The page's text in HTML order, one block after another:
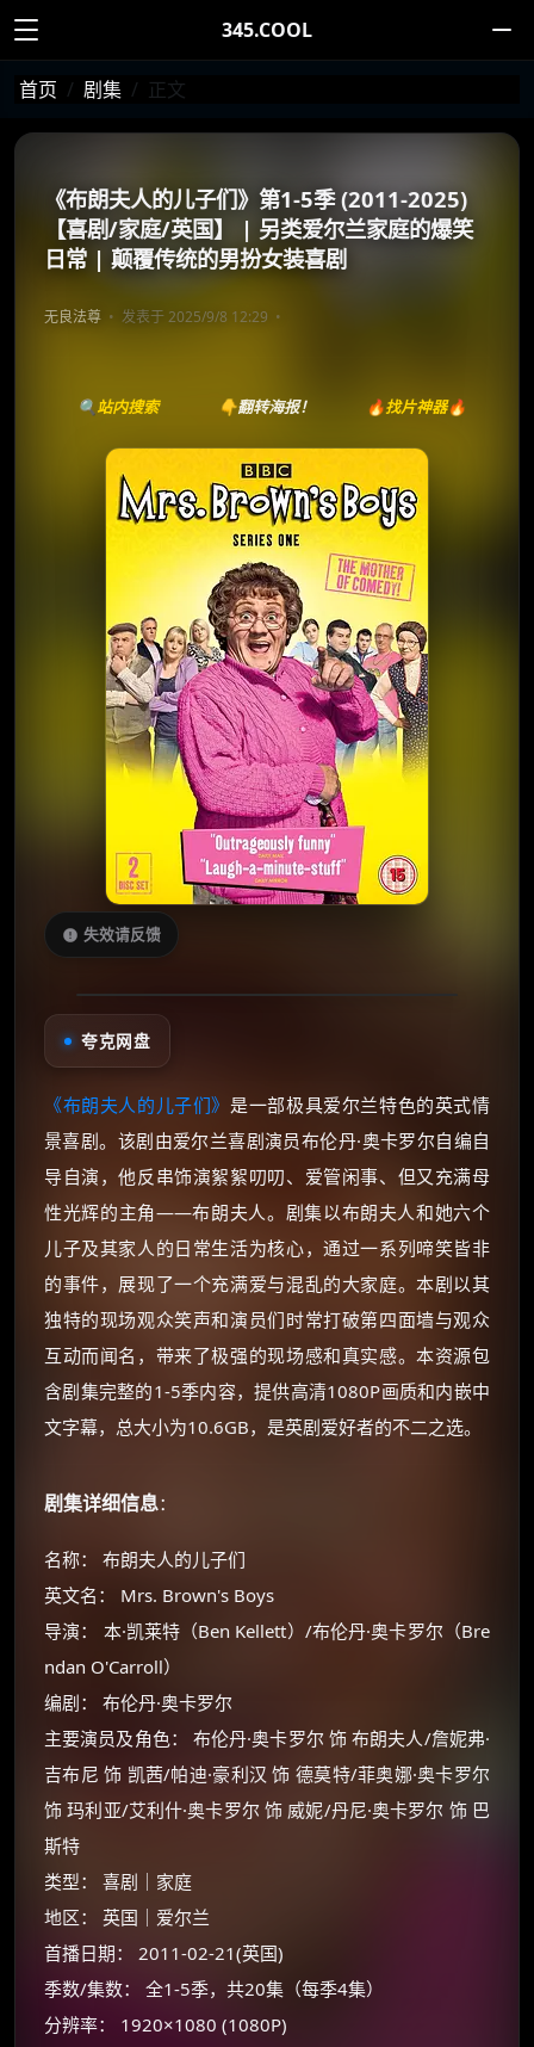
345.COOL
首页 剧集 正文
《布朗夫人的儿子们》第1-5季 (2011-2025)
【喜剧/家庭/英国】 | 另类爱尔兰家庭的爆笑
日常 | 颠覆传统的男扮女装喜剧
无良法尊 发表于 2025/9/8 12:29
🔍站内搜索 👇翻转海报！ 🔥找片神器🔥
失效请反馈
夸克网盘
《布朗夫人的儿子们》是一部极具爱尔兰特色的英式情
景喜剧。该剧由爱尔兰喜剧演员布伦丹·奥卡罗尔自编自
导自演，他反串饰演絮絮叨叨、爱管闲事、但又充满母
性光辉的主角——布朗夫人。剧集以布朗夫人和她六个
儿子及其家人的日常生活为核心，通过一系列啼笑皆非
的事件，展现了一个充满爱与混乱的大家庭。本剧以其
独特的现场观众笑声和演员们时常打破第四面墙与观众
互动而闻名，带来了极强的现场感和真实感。本资源包
含剧集完整的1-5季内容，提供高清1080P画质和内嵌中
文字幕，总大小为10.6GB，是英剧爱好者的不二之选。
剧集详细信息：
名称： 布朗夫人的儿子们
英文名： Mrs. Brown's Boys
导演： 本·凯莱特（Ben Kellett）/布伦丹·奥卡罗尔（Bre
ndan O'Carroll）
编剧： 布伦丹·奥卡罗尔
主要演员及角色： 布伦丹·奥卡罗尔 饰 布朗夫人/詹妮弗·
吉布尼 饰 凯茜/帕迪·豪利汉 饰 德莫特/菲奥娜·奥卡罗尔
饰 玛利亚/艾利什·奥卡罗尔 饰 威妮/丹尼·奥卡罗尔 饰 巴
斯特
类型： 喜剧｜家庭
地区： 英国｜爱尔兰
首播日期： 2011-02-21(英国)
季数/集数： 全1-5季，共20集（每季4集）
分辨率： 1920×1080 (1080P)